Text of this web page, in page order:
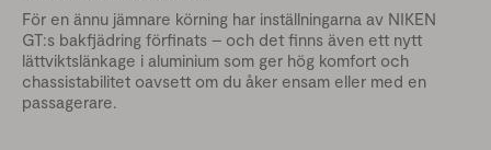
För en ännu jämnare körning har inställningarna av NIKEN
GT:s bakfjädring förfinats – och det finns även ett nytt
lättviktslänkage i aluminium som ger hög komfort och
chassistabilitet oavsett om du åker ensam eller med en
passagerare.